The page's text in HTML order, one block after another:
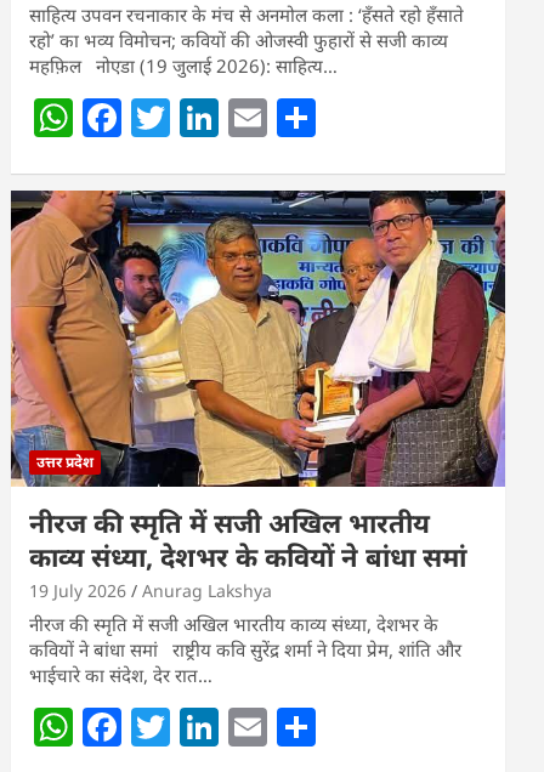
साहित्य उपवन रचनाकार के मंच से अनमोल कला : ‘हॅंसते रहो हॅंसाते
रहो’ का भव्य विमोचन; कवियों की ओजस्वी फुहारों से सजी काव्य
महफ़िल नोएडा (19 जुलाई 2026): साहित्य…
W
h
at
s
A
p
p
F
a
c
e
b
o
o
k
T
w
itt
er
Li
n
k
e
dI
n
E
m
ai
l
ar
e
उत्तर प्रदेश
नीरज की स्मृति में सजी अखिल भारतीय
काव्य संध्या, देशभर के कवियों ने बांधा समां
19 July 2026 Anurag Lakshya
नीरज की स्मृति में सजी अखिल भारतीय काव्य संध्या, देशभर के
कवियों ने बांधा समां राष्ट्रीय कवि सुरेंद्र शर्मा ने दिया प्रेम, शांति और
भाईचारे का संदेश, देर रात…
W F T Li E